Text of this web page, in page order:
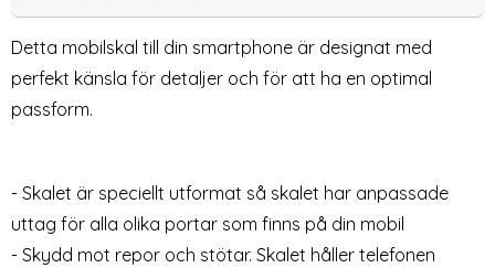
2-Pack - Samsung Galaxy A42
Samsung Galaxy A42 - Ring
Detta mobilskal till din smartphone är designat med
perfekt känsla för detaljer och för att ha en optimal
passform.
- Skalet är speciellt utformat så skalet har anpassade
uttag för alla olika portar som finns på din mobil
- Skydd mot repor och stötar. Skalet håller telefonen